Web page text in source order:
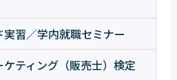
習／学内就職セミナー
ケティング（販売士）検定